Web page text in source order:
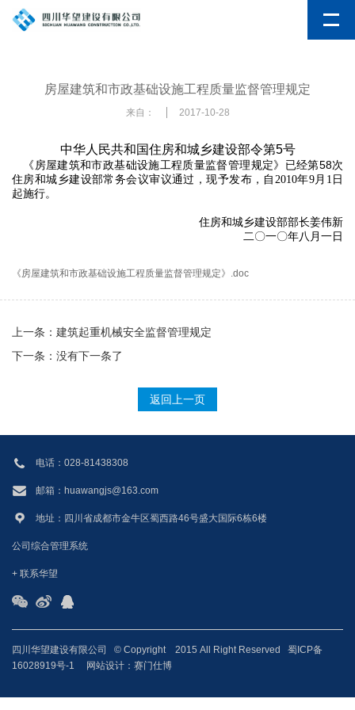
房屋建筑和市政基础设施工程质量监督管理规定
来自： 2017-10-28
中华人民共和国住房和城乡建设部令第5号
《房屋建筑和市政基础设施工程质量监督管理规定》已经第58次
住房和城乡建设部常务会议审议通过，现予发布，自 2010年9月 1 日
起施行。
住房和城乡建设部部长姜伟新
二〇一〇年八月一日
《房屋建筑和市政基础设施工程质量监督管理规定》.doc
返回上一页
上一条： 建筑起重机械安全监督管理规定
下一条： 没有下一条了
电话：028-81438308
邮箱：huawangjs@163.com
地址：四川省成都市金牛区蜀西路46号盛大国际6栋6楼
公司综合管理系统
+ 联系华望
四川华望建设有限公司 © Copyright 2015 All Right Reserved 蜀ICP备
16028919号-1
网站设计： 赛门仕博